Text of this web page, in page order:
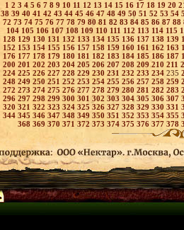
1 2 3 4 5 6 7 8 9 10 11 12 13 14 15 16 17 18 19 20
38 39 40 41 42 43 44 45 46 47 48 49 50 51 52 53 54
72 73 74 75 76 77 78 79 8081 82 83 84 85 86 87 88
104 105 106 107 108 109 110 111 112 113 114 115
128 129 130 131 132 133 134 135 136 137 138 139
152 153 154 155 156 157 158 159 160 161 162 163
176 177 178 179 180 181 182 183 184 185 186 187
200 201 202 203 204 205 206 207 208 209210 211
224 225 226 227 228 229 230 231 232 233 234 235
248 249 250 251 252 253 254 255 256 257 258 259
272 273 274 275 276 277 278 279 280 281 282 283
296 297 298 299 300 301 302 303 304 305 306 307
320 321 322 323 324 325 326 327 328 329 330 331
344 345 346 347 348 349 350 351 352 353 354 355
368 369 370 371 372 373 374 375 376 377 378